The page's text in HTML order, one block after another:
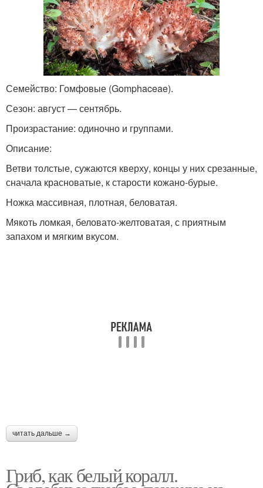
Семейство: Гомфовые (Gomphaceae).
Сезон: август — сентябрь.
Произрастание: одиночно и группами.
Описание:
Ветви толстые, сужаются кверху, концы у них срезанные,
сначала красноватые, к старости кожано-бурые.
Ножка массивная, плотная, беловатая.
Мякоть ломкая, беловато-желтоватая, с приятным
запахом и мягким вкусом.
читать дальше →
Гриб, как белый коралл.